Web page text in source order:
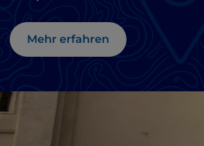
zeitgenössischen
Abruzzen.
Mehr erfahren